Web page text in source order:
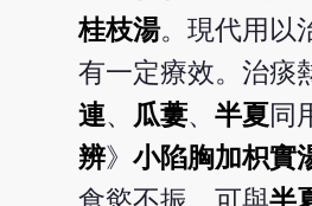
桂枝湯。現代用以
有一定療效。治痰
連、 瓜蔞、半夏同
辨》小陷胸加枳實